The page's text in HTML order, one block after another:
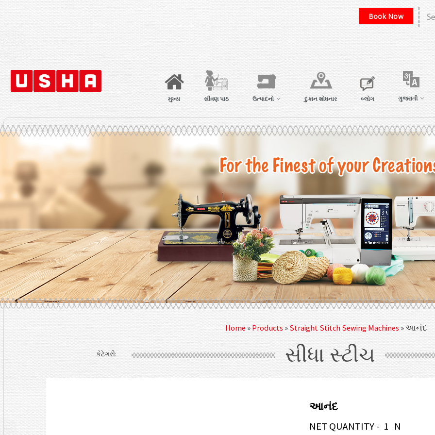
Book Now
મુખ્ય સીવણ પાઠ ઉત્પાદનો દુકાન શોધનાર બ્લોગ ગુજરાતી
Home»Products »Straight Stitch Sewing Machines »આનંદ
કેટેગરી: સીધા સ્ટીચ
આનંદ
NET QUANTITY - 1 N